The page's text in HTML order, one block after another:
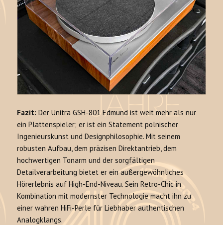
Fazit: Der Unitra GSH-801 Edmund ist weit mehr als nur
ein Plattenspieler; er ist ein Statement polnischer
Ingenieurskunst und Designphilosophie. Mit seinem
robusten Aufbau, dem präzisen Direktantrieb, dem
hochwertigen Tonarm und der sorgfältigen
Detailverarbeitung bietet er ein außergewöhnliches
Hörerlebnis auf High-End-Niveau. Sein Retro-Chic in
Kombination mit modernster Technologie macht ihn zu
einer wahren HiFi-Perle für Liebhaber authentischen
Analogklangs.